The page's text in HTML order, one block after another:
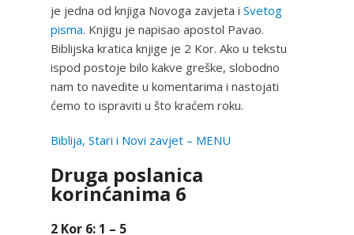
je jedna od knjiga Novoga zavjeta i Svetog
pisma. Knjigu je napisao apostol Pavao.
Biblijska kratica knjige je 2 Kor. Ako u tekstu
ispod postoje bilo kakve greške, slobodno
nam to navedite u komentarima i nastojati
ćemo to ispraviti u što kraćem roku.
Biblija, Stari i Novi zavjet – MENU
Druga poslanica
korinćanima 6
2 Kor 6: 1 – 5